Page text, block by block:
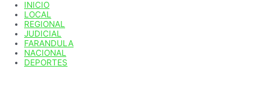
INICIO
LOCAL
REGIONAL
JUDICIAL
FARANDULA
NACIONAL
DEPORTES